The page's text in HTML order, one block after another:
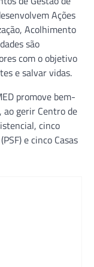
Ações
Acolhimento
são
com o objetivo
e salvar vidas.
promove bem-
ao gerir Centro de
cinco
e cinco Casas